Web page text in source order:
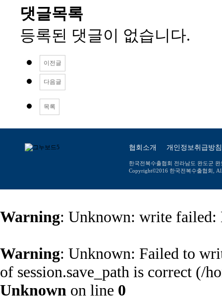
댓글목록
등록된 댓글이 없습니다.
이전글
다음글
목록
협회소개 개인정보취급방침
한국전복수출협회 전라남도 완도군
Copyright©2016 한국전복수출협회,
Warning: Unknown: write failed:
Warning: Unknown: Failed to
of session.save_path is correct (/
Unknown on line 0